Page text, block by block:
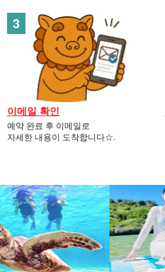
이메일 확인
예약 완료 후 이메일로
자세한 내용이 도착합니다☆.